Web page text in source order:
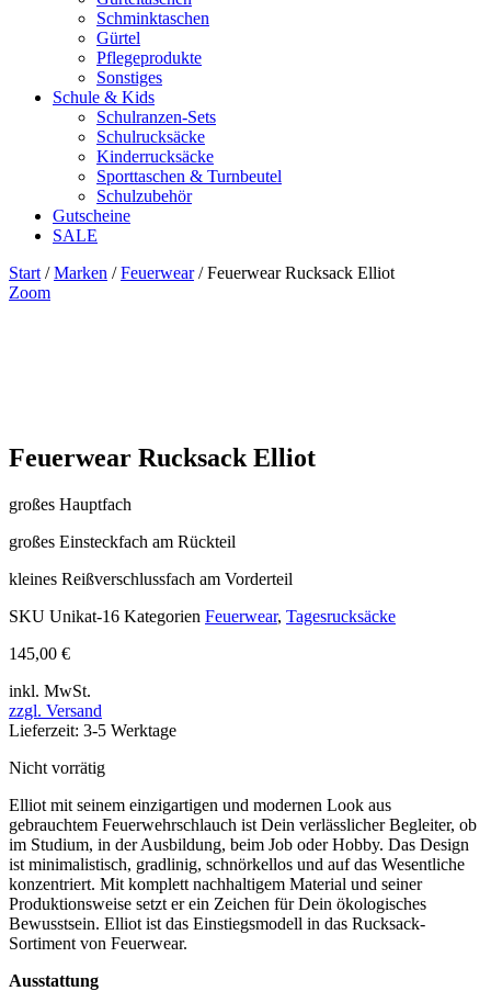
Schminktaschen
Gürtel
Pflegeprodukte
Sonstiges
Schule & Kids
Schulranzen-Sets
Schulrucksäcke
Kinderrucksäcke
Sporttaschen & Turnbeutel
Schulzubehör
Gutscheine
SALE
Start /Marken /Feuerwear/ Feuerwear Rucksack Elliot
Zoom
Feuerwear Rucksack Elliot
großes Hauptfach
großes Einsteckfach am Rückteil
kleines Reißverschlussfach am Vorderteil
SKU Unikat-16 Kategorien Feuerwear, Tagesrucksäcke
145,00 €
inkl. MwSt.
zzgl. Versand
Lieferzeit: 3-5 Werktage
Nicht vorrätig
Elliot mit seinem einzigartigen und modernen Look aus
gebrauchtem Feuerwehrschlauch ist Dein verlässlicher Begleiter, ob
im Studium, in der Ausbildung, beim Job oder Hobby. Das Design
ist minimalistisch, gradlinig, schnörkellos und auf das Wesentliche
konzentriert. Mit komplett nachhaltigem Material und seiner
Produktionsweise setzt er ein Zeichen für Dein ökologisches
Bewusstsein. Elliot ist das Einstiegsmodell in das Rucksack-
Sortiment von Feuerwear.
Ausstattung